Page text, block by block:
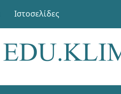
Ιστοσελίδες